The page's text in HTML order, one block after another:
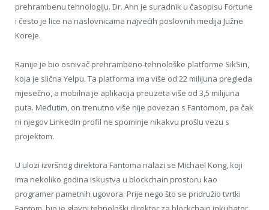
prehrambenu tehnologiju. Dr. Ahn je suradnik u časopisu Fortune
i često je lice na naslovnicama najvećih poslovnih medija Južne
Koreje.
Ranije je bio osnivač prehrambeno-tehnološke platforme SikSin,
koja je slična Yelpu. Ta platforma ima više od 22 milijuna pregleda
mjesečno, a mobilna je aplikacija preuzeta više od 3,5 milijuna
puta. Međutim, on trenutno više nije povezan s Fantomom, pa čak
ni njegov LinkedIn profil ne spominje nikakvu prošlu vezu s
projektom.
U ulozi izvršnog direktora Fantoma nalazi se Michael Kong, koji
ima nekoliko godina iskustva u blockchain prostoru kao
programer pametnih ugovora. Prije nego što se pridružio tvrtki